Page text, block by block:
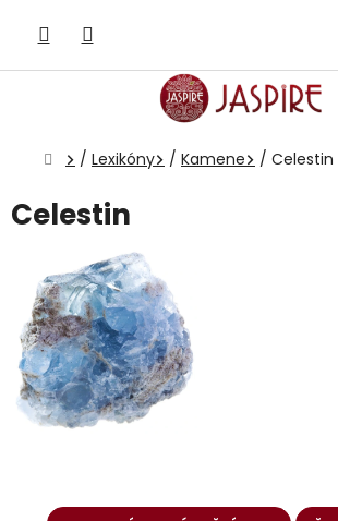
obsah
Domov
/ Lexikóny / Kamene / Celestin
Celestin